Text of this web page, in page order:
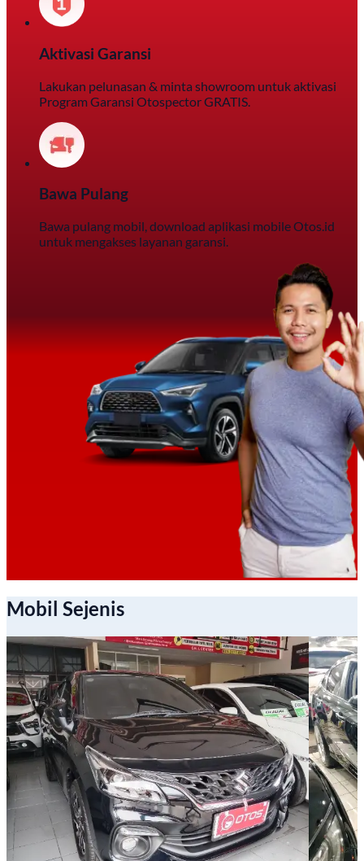
Aktivasi Garansi
Lakukan pelunasan & minta showroom untuk aktivasi
Program Garansi Otospector GRATIS.
Bawa Pulang
Bawa pulang mobil, download aplikasi mobile Otos.id
untuk mengakses layanan garansi.
Mobil Sejenis